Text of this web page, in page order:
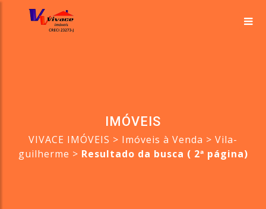
IMÓVEIS
VIVACE IMÓVEIS > Imóveis à Venda > Vila-
guilherme > Resultado da busca ( 2ª página)